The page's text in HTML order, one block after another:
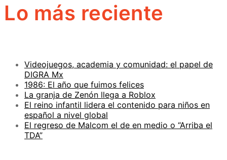
Lo más reciente
Videojuegos, academia y comunidad: el papel de
DIGRA Mx
1986: El año que fuimos felices
La granja de Zenón llega a Roblox
El reino infantil lidera el contenido para niños en
español a nivel global
El regreso de Malcom el de en medio o “Arriba el
TDA”